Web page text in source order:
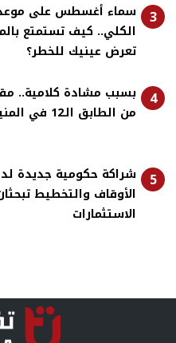
3
سماء أغسطس على
الكلي.. كيف تستمتع
تعرض عينيك للخطر؟
4
بسبب مشادة كلامية..
من الطابق الـ12 في المنيا
5
شراكة حكومية جديدة
الأوقاف والتخطيط
الاستثمارات